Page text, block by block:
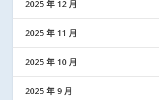
2025 年 12 月
2025 年 11 月
2025 年 10 月
2025 年 9 月